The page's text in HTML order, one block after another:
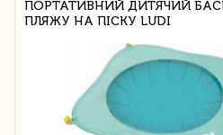
ПОРТАТИВНИЙ ДИТЯЧИЙ
ПЛЯЖУ НА ПІСКУ LUDI